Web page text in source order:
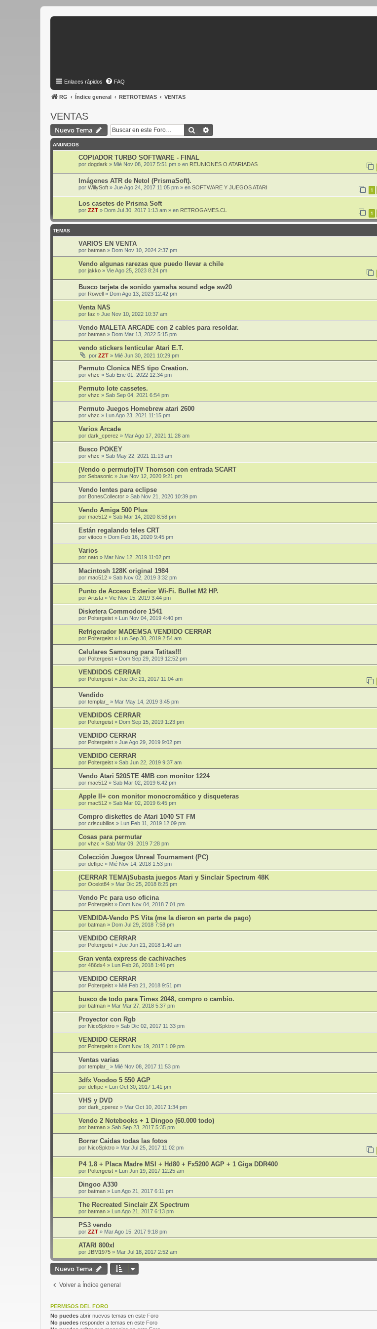
Enlaces rápidos FAQ
RG Índice general RETROTEMAS VENTAS
VENTAS
Nuevo Tema Buscar
ANUNCIOS
COPIADOR TURBO SOFTWARE - FINAL
por dogdark » Mié Nov 08, 2017 5:51 pm » en REUNIONES O ATARIADAS
Imágenes ATR de Netol (PrismaSoft).
por WillySoft » Jue Ago 24, 2017 11:05 pm » en SOFTWARE Y JUEGOS ATARI 1
Los casetes de Prisma Soft
por ZZT » Dom Jul 30, 2017 1:13 am » en RETROGAMES.CL 1
TEMAS
VARIOS EN VENTA
por batman » Dom Nov 10, 2024 2:37 pm
Vendo algunas rarezas que puedo llevar a chile
por jakko » Vie Ago 25, 2023 8:24 pm
Busco tarjeta de sonido yamaha sound edge sw20
por Rowell » Dom Ago 13, 2023 12:42 pm
Venta NAS
por faz » Jue Nov 10, 2022 10:37 am
Vendo MALETA ARCADE con 2 cables para resoldar.
por batman » Dom Mar 13, 2022 5:15 pm
vendo stickers lenticular Atari E.T.
por ZZT » Mié Jun 30, 2021 10:29 pm
Permuto Clonica NES tipo Creation.
por vhzc » Sab Ene 01, 2022 12:34 pm
Permuto lote cassetes.
por vhzc » Sab Sep 04, 2021 6:54 pm
Permuto Juegos Homebrew atari 2600
por vhzc » Lun Ago 23, 2021 11:15 pm
Varios Arcade
por dark_cperez » Mar Ago 17, 2021 11:28 am
Busco POKEY
por vhzc » Sab May 22, 2021 11:13 am
(Vendo o permuto)TV Thomson con entrada SCART
por Sebasonic » Jue Nov 12, 2020 9:21 pm
Vendo lentes para eclipse
por BonesCollector » Sab Nov 21, 2020 10:39 pm
Vendo Amiga 500 Plus
por mac512 » Sab Mar 14, 2020 8:58 pm
Están regalando teles CRT
por vitoco » Dom Feb 16, 2020 9:45 pm
Varios
por nato » Mar Nov 12, 2019 11:02 pm
Macintosh 128K original 1984
por mac512 » Sab Nov 02, 2019 3:32 pm
Punto de Acceso Exterior Wi-Fi. Bullet M2 HP.
por Artista » Vie Nov 15, 2019 3:44 pm
Disketera Commodore 1541
por Poltergeist » Lun Nov 04, 2019 4:40 pm
Refrigerador MADEMSA VENDIDO CERRAR
por Poltergeist » Lun Sep 30, 2019 2:54 am
Celulares Samsung para Tatitas!!!
por Poltergeist » Dom Sep 29, 2019 12:52 pm
VENDIDOS CERRAR
por Poltergeist » Jue Dic 21, 2017 11:04 am
Vendido
por templar_ » Mar May 14, 2019 3:45 pm
VENDIDOS CERRAR
por Poltergeist » Dom Sep 15, 2019 1:23 pm
VENDIDO CERRAR
por Poltergeist » Jue Ago 29, 2019 9:02 pm
VENDIDO CERRAR
por Poltergeist » Sab Jun 22, 2019 9:37 am
Vendo Atari 520STE 4MB con monitor 1224
por mac512 » Sab Mar 02, 2019 6:42 pm
Apple II+ con monitor monocromático y disqueteras
por mac512 » Sab Mar 02, 2019 6:45 pm
Compro diskettes de Atari 1040 ST FM
por criscubillos » Lun Feb 11, 2019 12:09 pm
Cosas para permutar
por vhzc » Sab Mar 09, 2019 7:28 pm
Colección Juegos Unreal Tournament (PC)
por deflipe » Mié Nov 14, 2018 1:53 pm
(CERRAR TEMA)Subasta juegos Atari y Sinclair Spectrum 48K
por Ocelot84 » Mar Dic 25, 2018 8:25 pm
Vendo Pc para uso oficina
por Poltergeist » Dom Nov 04, 2018 7:01 pm
VENDIDA-Vendo PS Vita (me la dieron en parte de pago)
por batman » Dom Jul 29, 2018 7:58 pm
VENDIDO CERRAR
por Poltergeist » Jue Jun 21, 2018 1:40 am
Gran venta express de cachivaches
por 486dx4 » Lun Feb 26, 2018 1:46 pm
VENDIDO CERRAR
por Poltergeist » Mié Feb 21, 2018 9:51 pm
busco de todo para Timex 2048, compro o cambio.
por batman » Mar Mar 27, 2018 5:37 pm
Proyector con Rgb
por NicoSpktro » Sab Dic 02, 2017 11:33 pm
VENDIDO CERRAR
por Poltergeist » Dom Nov 19, 2017 1:09 pm
Ventas varias
por templar_ » Mié Nov 08, 2017 11:53 pm
3dfx Voodoo 5 550 AGP
por deflipe » Lun Oct 30, 2017 1:41 pm
VHS y DVD
por dark_cperez » Mar Oct 10, 2017 1:34 pm
Vendo 2 Notebooks + 1 Dingoo (60.000 todo)
por batman » Sab Sep 23, 2017 5:35 pm
Borrar Caidas todas las fotos
por NicoSpktro » Mar Jul 25, 2017 11:02 pm
P4 1.8 + Placa Madre MSI + Hd80 + Fx5200 AGP + 1 Giga DDR400
por Poltergeist » Lun Jun 19, 2017 12:25 am
Dingoo A330
por batman » Lun Ago 21, 2017 6:11 pm
The Recreated Sinclair ZX Spectrum
por batman » Lun Ago 21, 2017 6:13 pm
PS3 vendo
por ZZT » Mar Ago 15, 2017 9:18 pm
ATARI 800xl
por JBM1975 » Mar Jul 18, 2017 2:52 am
Nuevo Tema
Volver a Índice general
PERMISOS DEL FORO
No puedes abrir nuevos temas en este Foro
No puedes responder a temas en este Foro